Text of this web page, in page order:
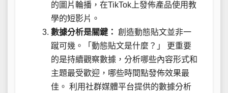
的圖片輪播，在TikTok上發佈產品使用教
學的短影片。
數據分析是關鍵： 創造動態貼文並非一
蹴可幾。「動態貼文是什麼？」 更重要
的是持續觀察數據，分析哪些內容形式和
主題最受歡迎，哪些時間點發佈效果最
佳。 利用社群媒體平台提供的數據分析